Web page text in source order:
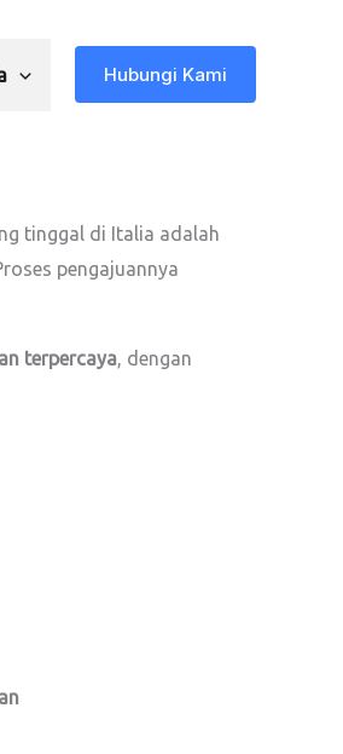
Hubungi Kami
tinggal di Italia adalah
pengajuannya
terpercaya, dengan